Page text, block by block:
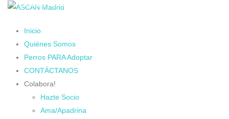
Inicio
Quiénes Somos
Perros PARA Adoptar
CONTÁCTANOS
Colabora!
Hazte Socio
Ama/Apadrina
Cambiando Conciencias